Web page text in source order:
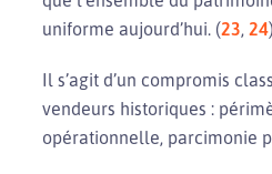
uniforme aujourd’hui. (23, 24)
Il s’agit d’un compromis
vendeurs historiques :
opérationnelle, parcimonie